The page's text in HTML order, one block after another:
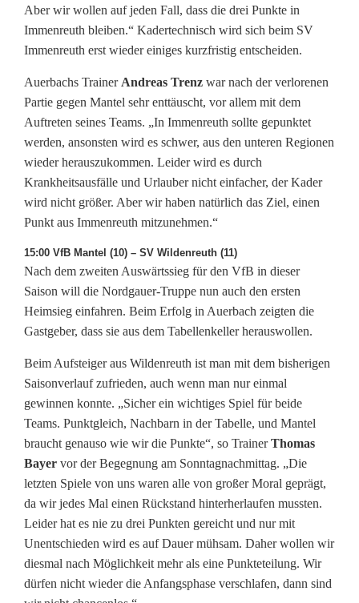
Aber wir wollen auf jeden Fall, dass die drei Punkte in
Immenreuth bleiben.“ Kadertechnisch wird sich beim SV
Immenreuth erst wieder einiges kurzfristig entscheiden.
Auerbachs Trainer Andreas Trenz war nach der verlorenen
Partie gegen Mantel sehr enttäuscht, vor allem mit dem
Auftreten seines Teams. „In Immenreuth sollte gepunktet
werden, ansonsten wird es schwer, aus den unteren Regionen
wieder herauszukommen. Leider wird es durch
Krankheitsausfälle und Urlauber nicht einfacher, der Kader
wird nicht größer. Aber wir haben natürlich das Ziel, einen
Punkt aus Immenreuth mitzunehmen.“
15:00 VfB Mantel (10) – SV Wildenreuth (11)
Nach dem zweiten Auswärtssieg für den VfB in dieser
Saison will die Nordgauer-Truppe nun auch den ersten
Heimsieg einfahren. Beim Erfolg in Auerbach zeigten die
Gastgeber, dass sie aus dem Tabellenkeller herauswollen.
Beim Aufsteiger aus Wildenreuth ist man mit dem bisherigen
Saisonverlauf zufrieden, auch wenn man nur einmal
gewinnen konnte. „Sicher ein wichtiges Spiel für beide
Teams. Punktgleich, Nachbarn in der Tabelle, und Mantel
braucht genauso wie wir die Punkte“, so TrainerThomas
Bayer vor der Begegnung am Sonntagnachmittag. „Die
letzten Spiele von uns waren alle von großer Moral geprägt,
da wir jedes Mal einen Rückstand hinterherlaufen mussten.
Leider hat es nie zu drei Punkten gereicht und nur mit
Unentschieden wird es auf Dauer mühsam. Daher wollen wir
diesmal nach Möglichkeit mehr als eine Punkteteilung. Wir
dürfen nicht wieder die Anfangsphase verschlafen, dann sind